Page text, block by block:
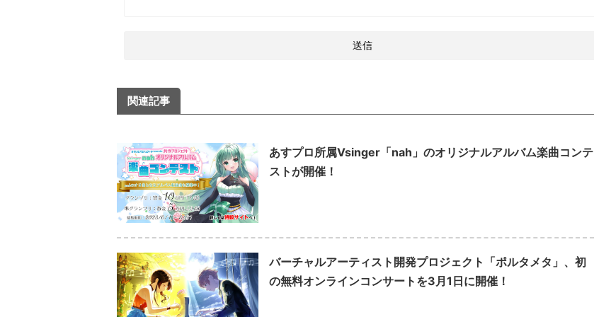
関連記事
あすプロ所属Vsinger「nah」のオリジナルアルバム楽曲コンテ
ストが開催！
バーチャルアーティスト開発プロジェクト「ポルタメタ」、初
の無料オンラインコンサートを3月1日に開催！